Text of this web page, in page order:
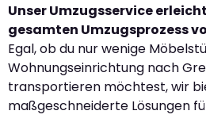
Unser Umzugsservice
gesamten Umzugsprozess
Egal, ob du nur wenige
Wohnungseinrichtung nach
transportieren möchtest, wir
maßgeschneiderte Lösungen